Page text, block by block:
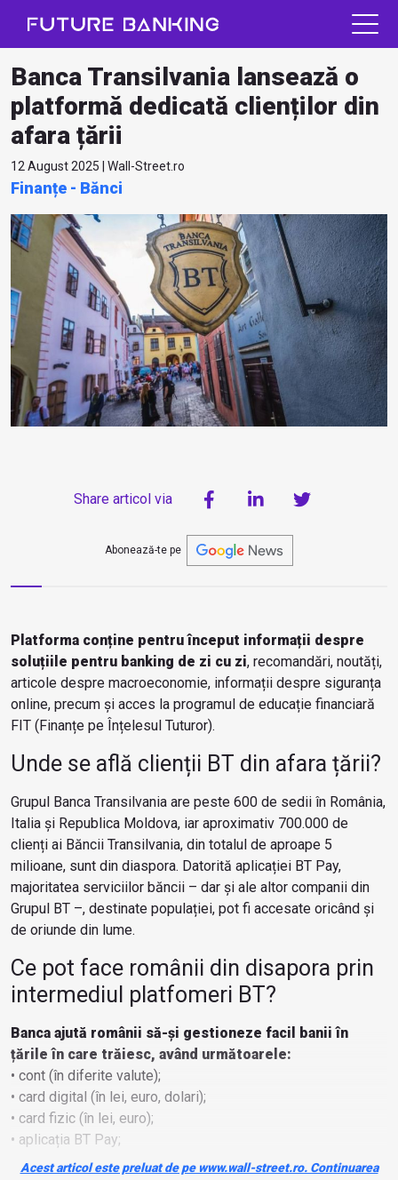
Banca Transilvania lansează o
platformă dedicată clienților din
afara țării
12 August 2025 | Wall-Street.ro
Finanțe - Bănci
Share articol via
Abonează-te pe
Platforma conține pentru început informații despre
soluțiile pentru banking de zi cu zi, recomandări, noutăți,
articole despre macroeconomie, informații despre siguranța
online, precum și acces la programul de educație financiară
FIT (Finanțe pe Înțelesul Tuturor).
Unde se află clienții BT din afara țării?
Grupul Banca Transilvania are peste 600 de sedii în România,
Italia și Republica Moldova, iar aproximativ 700.000 de
clienți ai Băncii Transilvania, din totalul de aproape 5
milioane, sunt din diaspora. Datorită aplicației BT Pay,
majoritatea serviciilor băncii – dar și ale altor companii din
Grupul BT –, destinate populației, pot fi accesate oricând și
de oriunde din lume.
Ce pot face românii din disapora prin
intermediul platfomeri BT?
Banca ajută românii să-și gestioneze facil banii în
țările în care trăiesc, având următoarele:
• cont (în diferite valute);
• card digital (în lei, euro, dolari);
• card fizic (în lei, euro);
• aplicația BT Pay;
• consultanță în limba română, maghiară, italiană, engleză și
Acest articol este preluat de pe www.wall-street.ro. Continuarea